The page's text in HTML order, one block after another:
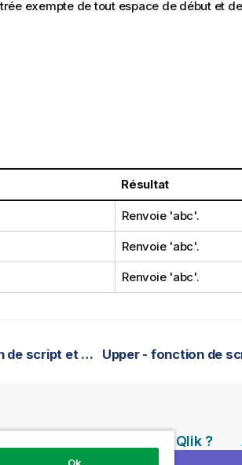
exempte de tout espace de début et
Résultat
Renvoie 'abc'.
Renvoie 'abc'.
Renvoie 'abc'.
TextBetween - fonction de script et fonction de graphique
Pourquoi Qlik ?